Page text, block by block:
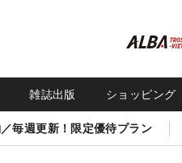
雑誌出版 ショッピング
毎週更新！限定優待プラン